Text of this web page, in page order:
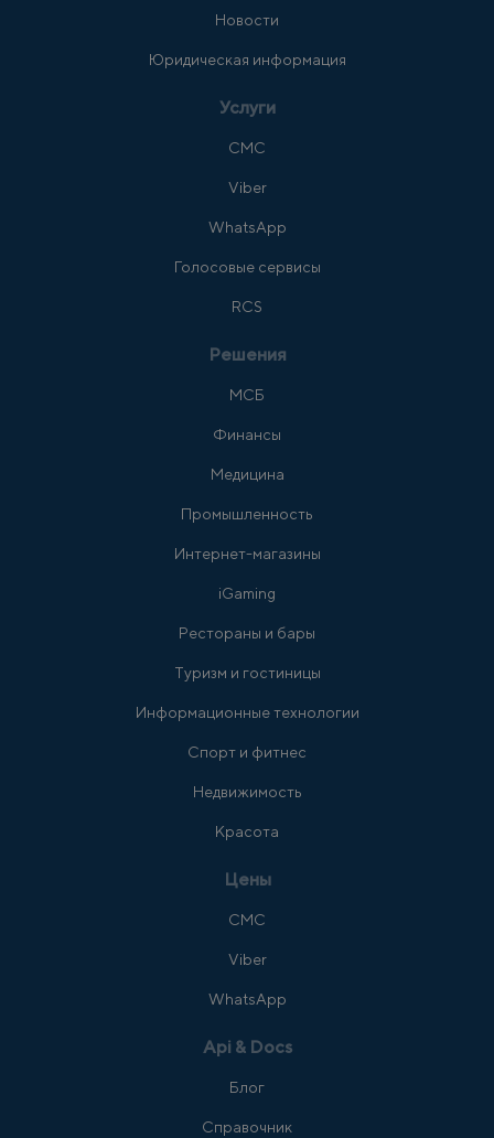
Новости
Юридическая информация
Услуги
СМС
Viber
WhatsApp
Голосовые сервисы
RCS
Решения
МСБ
Финансы
Медицина
Промышленность
Интернет-магазины
iGaming
Рестораны и бары
Туризм и гостиницы
Информационные технологии
Спорт и фитнес
Недвижимость
Красота
Цены
СМС
Viber
WhatsApp
Api & Docs
Блог
Справочник